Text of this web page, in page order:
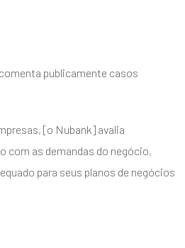
publicamente casos
[o Nubank] avalia
com as demandas do negócio,
para seus planos de negócios